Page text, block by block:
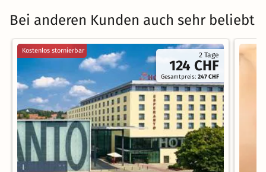
Bei anderen Kunden auch sehr beliebt
2 Tage
124 CHF
Gesamtpreis:247 CHF
Kostenlos stornierbar